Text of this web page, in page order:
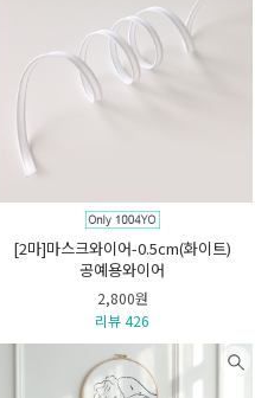
[2마]마스크와이어-0.5cm(화이트)
공예용와이어
2,800원
리뷰 426